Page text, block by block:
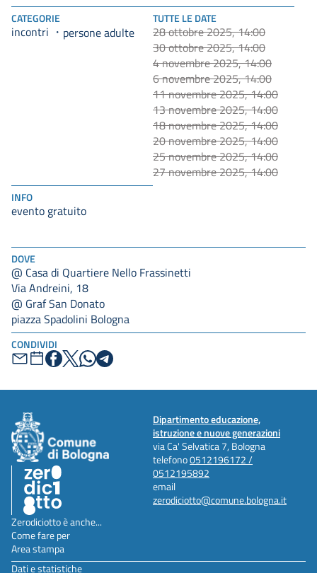
DOVE
@ Casa di Quartiere Nello Frassinetti
Via Andreini, 18
@ Graf San Donato
piazza Spadolini Bologna
CONDIVIDI
CATEGORIE
incontri persone adulte
TUTTE LE DATE
28 ottobre 2025, 14:00
30 ottobre 2025, 14:00
4 novembre 2025, 14:00
6 novembre 2025, 14:00
11 novembre 2025, 14:00
13 novembre 2025, 14:00
18 novembre 2025, 14:00
20 novembre 2025, 14:00
25 novembre 2025, 14:00
27 novembre 2025, 14:00
INFO
evento gratuito
Dipartimento educazione,
istruzione e nuove generazioni
via Ca' Selvatica 7, Bologna
telefono0512196172 /
0512195892
email
zerodiciotto@comune.bologna.it
Zerodiciotto è anche...
Come fare per
Area stampa
Dati e statistiche